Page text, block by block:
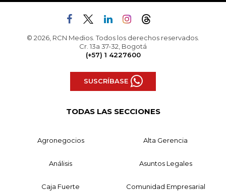
© 2026, RCN Medios. Todos los derechos reservados.
Cr. 13a 37-32, Bogotá
(+57) 1 4227600
SUSCRÍBASE
TODAS LAS SECCIONES
Agronegocios Alta Gerencia
Análisis Asuntos Legales
Caja Fuerte Comunidad Empresarial